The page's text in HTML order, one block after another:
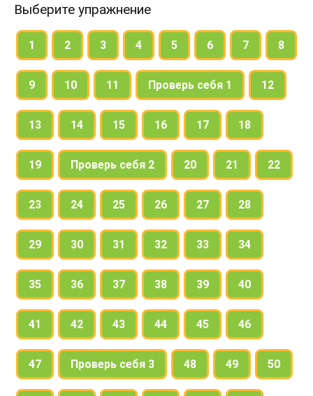
Выберите упражнение
1 2 3 4 5 6 7 8
9 10 11 Проверь себя 1 12
13 14 15 16 17 18
19 Проверь себя 2 20 21 22
23 24 25 26 27 28
29 30 31 32 33 34
35 36 37 38 39 40
41 42 43 44 45 46
47 Проверь себя 3 48 49 50